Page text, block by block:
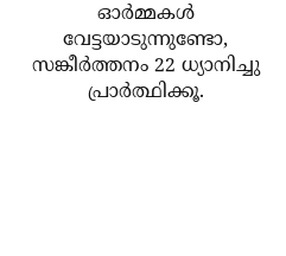
ഓര്‍മ്മകള്‍
വേട്ടയാടുന്നുണ്ടോ,
സങ്കീര്‍ത്തനം 22 ധ്യാനിച്ചു
പ്രാര്‍ത്ഥിക്കൂ.